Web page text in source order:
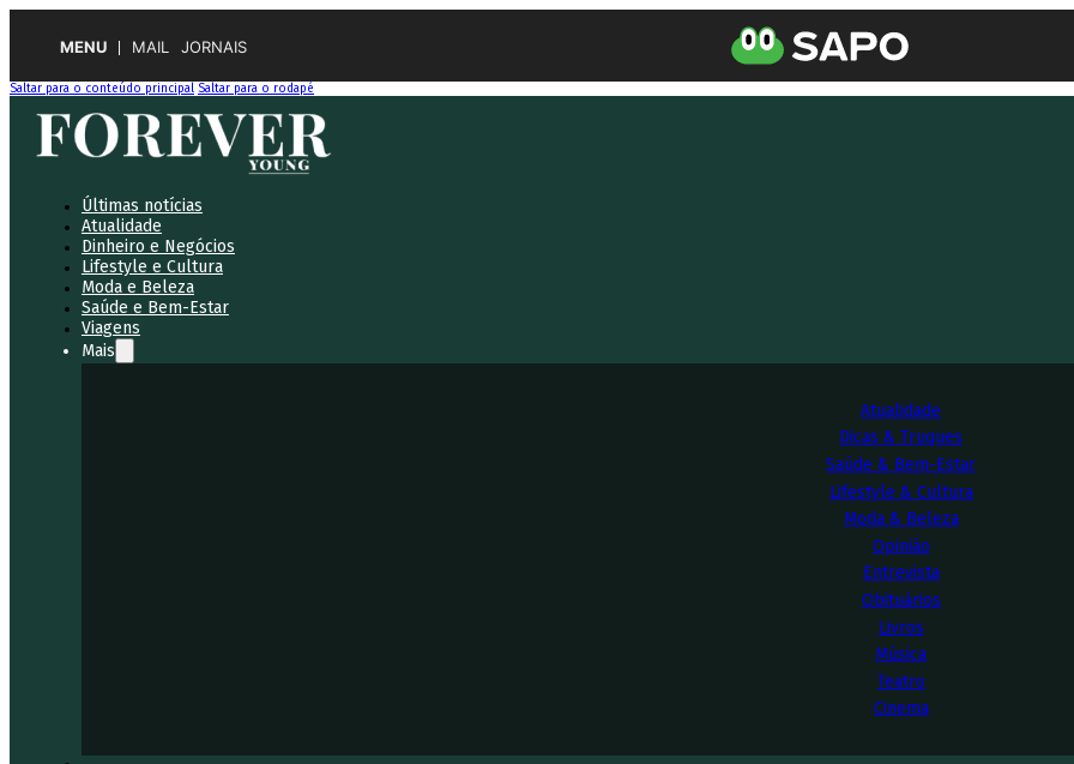
MENU MAIL JORNAIS
Saltar para o conteúdo principal Saltar para o rodapé
Últimas notícias
Atualidade
Dinheiro e Negócios
Lifestyle e Cultura
Moda e Beleza
Saúde e Bem-Estar
Viagens
Mais
Atualidade
Dicas & Truques
Saúde & Bem-Estar
Lifestyle & Cultura
Moda & Beleza
Opinião
Entrevista
Obituários
Livros
Música
Teatro
Cinema